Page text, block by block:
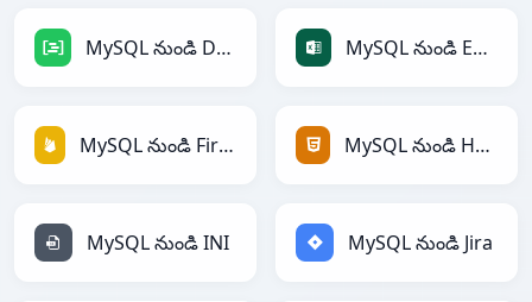
MySQL నుండి DAX MySQL నుండి Excel
MySQL నుండి Firebase MySQL నుండి HTML
MySQL నుండి INI MySQL నుండి Jira